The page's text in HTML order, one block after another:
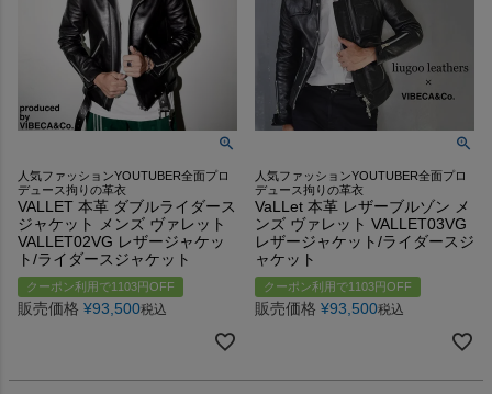
人気ファッションYOUTUBER全面プロ
デュース拘りの革衣
VALLET 本革 ダブルライダース
ジャケット メンズ ヴァレット
VALLET02VG レザージャケッ
ト/ライダースジャケット
クーポン利用で1103円OFF
販売価格 ¥93,500税込
人気ファッションYOUTUBER全面プロ
デュース拘りの革衣
VaLLet 本革 レザーブルゾン メ
ンズ ヴァレット VALLET03VG
レザージャケット/ライダースジ
ャケット
クーポン利用で1103円OFF
販売価格 ¥93,500税込